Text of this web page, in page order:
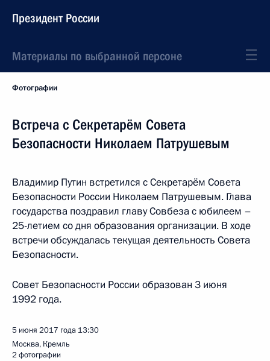
Президент России
Материалы по выбранной персоне
Фотографии
Встреча с Секретарём Совета
Безопасности Николаем Патрушевым
Владимир Путин встретился с Секретарём Совета
Безопасности России Николаем Патрушевым. Глава
государства поздравил главу Совбеза с юбилеем –
25-летием со дня образования организации. В ходе
встречи обсуждалась текущая деятельность Совета
Безопасности.
Совет Безопасности России образован 3 июня
1992 года.
5 июня 2017 года 13:30
Москва, Кремль
2 фотографии